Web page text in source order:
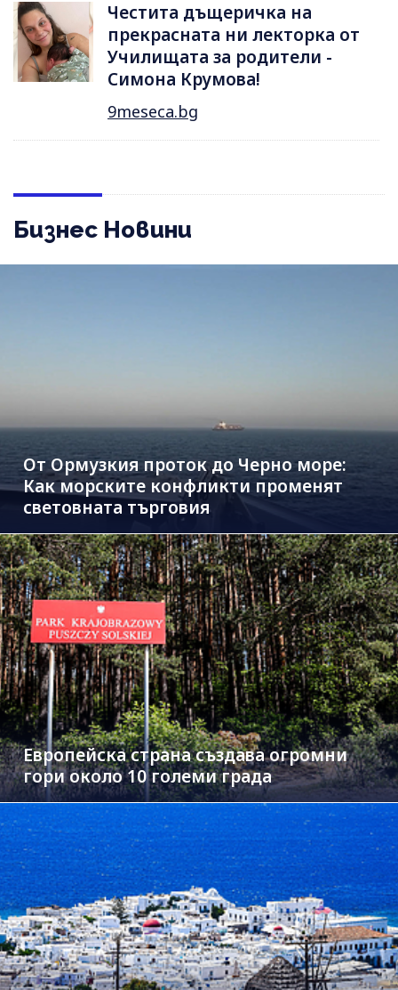
Честита дъщеричка на
прекрасната ни лекторка от
Училищата за родители -
Симона Крумова!
9meseca.bg
Бизнес Новини
От Ормузкия проток до Черно море:
Как морските конфликти променят
световната търговия
Европейска страна създава огромни
гори около 10 големи града